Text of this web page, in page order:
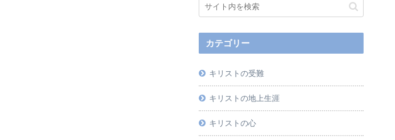
カテゴリー
キリストの受難
キリストの地上生涯
キリストの心